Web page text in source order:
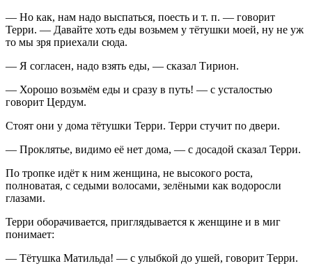
— Но как, нам надо выспаться, поесть и т. п. — говорит
Терри. — Давайте хоть еды возьмем у тётушки моей, ну не уж
то мы зря приехали сюда.
— Я согласен, надо взять еды, — сказал Тирион.
— Хорошо возьмём еды и сразу в путь! — с усталостью
говорит Цердум.
Стоят они у дома тётушки Терри. Терри стучит по двери.
— Проклятье, видимо её нет дома, — с досадой сказал Терри.
По тропке идёт к ним женщина, не высокого роста,
полноватая, с седыми волосами, зелёными как водоросли
глазами.
Терри оборачивается, приглядывается к женщине и в миг
понимает:
— Тётушка Матильда! — с улыбкой до ушей, говорит Терри.